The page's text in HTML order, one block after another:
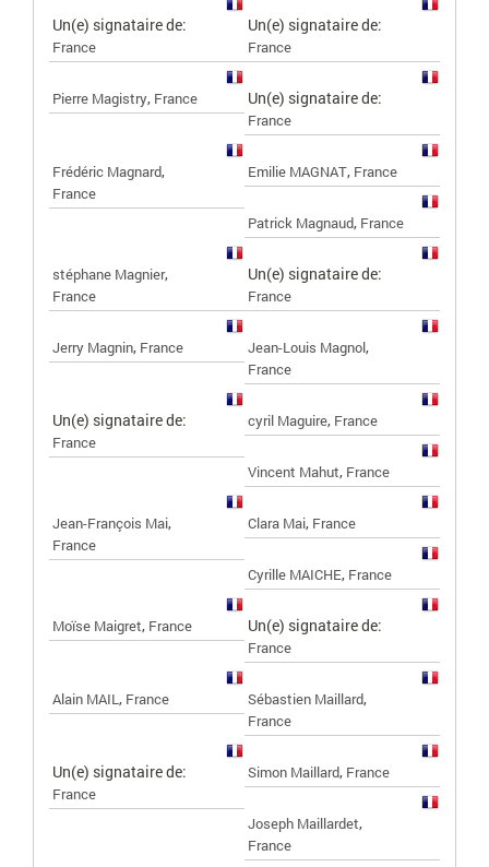
Un(e) signataire de:
France
Un(e) signataire de:
France
Pierre Magistry, France Un(e) signataire de:
France
Frédéric Magnard,
France
Emilie MAGNAT, France
Patrick Magnaud, France
stéphane Magnier,
France
Un(e) signataire de:
France
Jerry Magnin, France Jean-Louis Magnol,
France
Un(e) signataire de:
France
cyril Maguire, France
Vincent Mahut, France
Jean-François Mai,
France
Clara Mai, France
Cyrille MAICHE, France
Moïse Maigret, France Un(e) signataire de:
France
Alain MAIL , France Sébastien Maillard,
France
Un(e) signataire de:
France
Simon Maillard, France
Joseph Maillardet,
France